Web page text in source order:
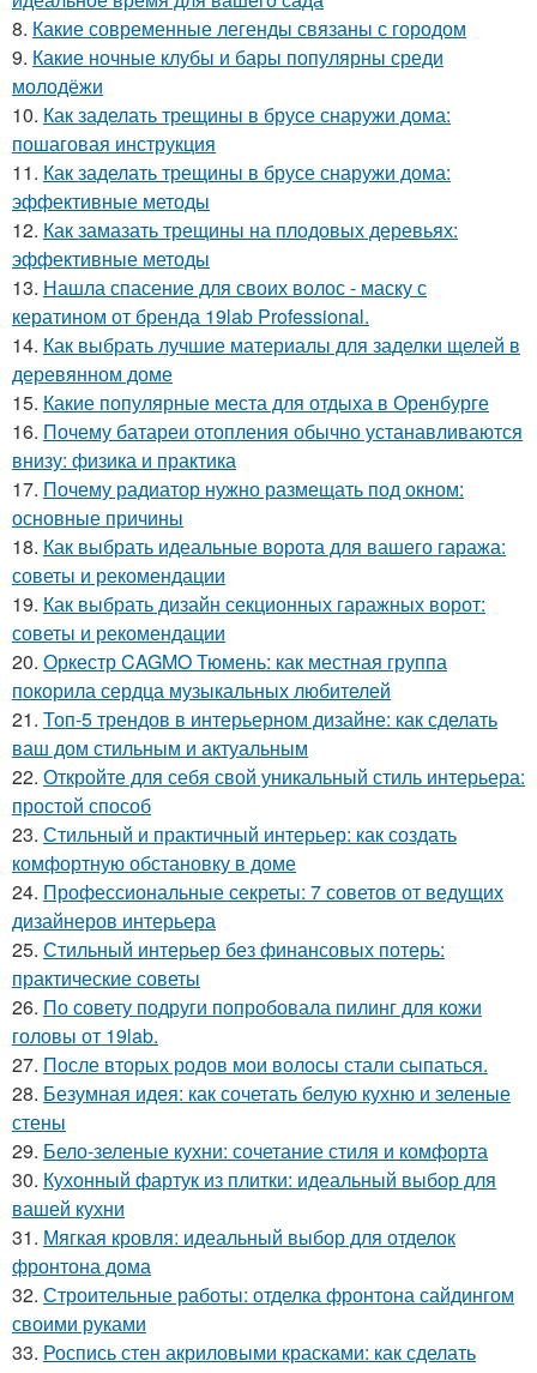
8. Какие современные легенды связаны с городом
9. Какие ночные клубы и бары популярны среди
молодёжи
10. Как заделать трещины в брусе снаружи дома:
пошаговая инструкция
11. Как заделать трещины в брусе снаружи дома:
эффективные методы
12. Как замазать трещины на плодовых деревьях:
эффективные методы
13. Нашла спасение для своих волос - маску с
кератином от бренда 19lab Professional.
14. Как выбрать лучшие материалы для заделки щелей в
деревянном доме
15. Какие популярные места для отдыха в Оренбурге
16. Почему батареи отопления обычно устанавливаются
внизу: физика и практика
17. Почему радиатор нужно размещать под окном:
основные причины
18. Как выбрать идеальные ворота для вашего гаража:
советы и рекомендации
19. Как выбрать дизайн секционных гаражных ворот:
советы и рекомендации
20. Оркестр CAGMO Тюмень: как местная группа
покорила сердца музыкальных любителей
21. Топ-5 трендов в интерьерном дизайне: как сделать
ваш дом стильным и актуальным
22. Откройте для себя свой уникальный стиль интерьера:
простой способ
23. Стильный и практичный интерьер: как создать
комфортную обстановку в доме
24. Профессиональные секреты: 7 советов от ведущих
дизайнеров интерьера
25. Стильный интерьер без финансовых потерь:
практические советы
26. По совету подруги попробовала пилинг для кожи
головы от 19lab.
27. После вторых родов мои волосы стали сыпаться.
28. Безумная идея: как сочетать белую кухню и зеленые
стены
29. Бело-зеленые кухни: сочетание стиля и комфорта
30. Кухонный фартук из плитки: идеальный выбор для
вашей кухни
31. Мягкая кровля: идеальный выбор для отделок
фронтона дома
32. Строительные работы: отделка фронтона сайдингом
своими руками
33. Роспись стен акриловыми красками: как сделать